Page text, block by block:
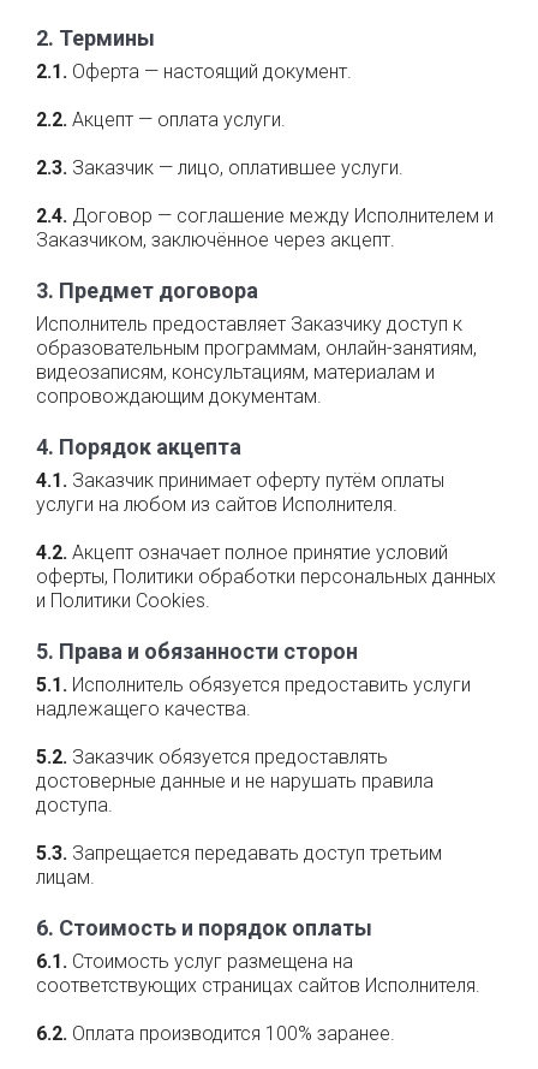
2. Термины
2.1. Оферта — настоящий документ.
2.2. Акцепт — оплата услуги.
2.3. Заказчик — лицо, оплатившее услуги.
2.4. Договор — соглашение между Исполнителем и
Заказчиком, заключённое через акцепт.
3. Предмет договора
Исполнитель предоставляет Заказчику доступ к
образовательным программам, онлайн-занятиям,
видеозаписям, консультациям, материалам и
сопровождающим документам.
4. Порядок акцепта
4.1. Заказчик принимает оферту путём оплаты
услуги на любом из сайтов Исполнителя.
4.2. Акцепт означает полное принятие условий
оферты, Политики обработки персональных данных
и Политики Cookies.
5. Права и обязанности сторон
5.1. Исполнитель обязуется предоставить услуги
надлежащего качества.
5.2. Заказчик обязуется предоставлять
достоверные данные и не нарушать правила
доступа.
5.3. Запрещается передавать доступ третьим
лицам.
6. Стоимость и порядок оплаты
6.1. Стоимость услуг размещена на
соответствующих страницах сайтов Исполнителя.
6.2. Оплата производится 100% заранее.